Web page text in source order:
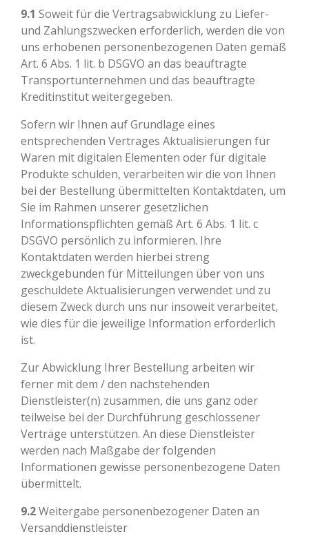
9.1 Soweit für die Vertragsabwicklung zu Liefer-
und Zahlungszwecken erforderlich, werden die von
uns erhobenen personenbezogenen Daten gemäß
Art. 6 Abs. 1 lit. b DSGVO an das beauftragte
Transportunternehmen und das beauftragte
Kreditinstitut weitergegeben.
Sofern wir Ihnen auf Grundlage eines
entsprechenden Vertrages Aktualisierungen für
Waren mit digitalen Elementen oder für digitale
Produkte schulden, verarbeiten wir die von Ihnen
bei der Bestellung übermittelten Kontaktdaten, um
Sie im Rahmen unserer gesetzlichen
Informationspflichten gemäß Art. 6 Abs. 1 lit. c
DSGVO persönlich zu informieren. Ihre
Kontaktdaten werden hierbei streng
zweckgebunden für Mitteilungen über von uns
geschuldete Aktualisierungen verwendet und zu
diesem Zweck durch uns nur insoweit verarbeitet,
wie dies für die jeweilige Information erforderlich
ist.
Zur Abwicklung Ihrer Bestellung arbeiten wir
ferner mit dem / den nachstehenden
Dienstleister(n) zusammen, die uns ganz oder
teilweise bei der Durchführung geschlossener
Verträge unterstützen. An diese Dienstleister
werden nach Maßgabe der folgenden
Informationen gewisse personenbezogene Daten
übermittelt.
9.2Weitergabe personenbezogener Daten an
Versanddienstleister